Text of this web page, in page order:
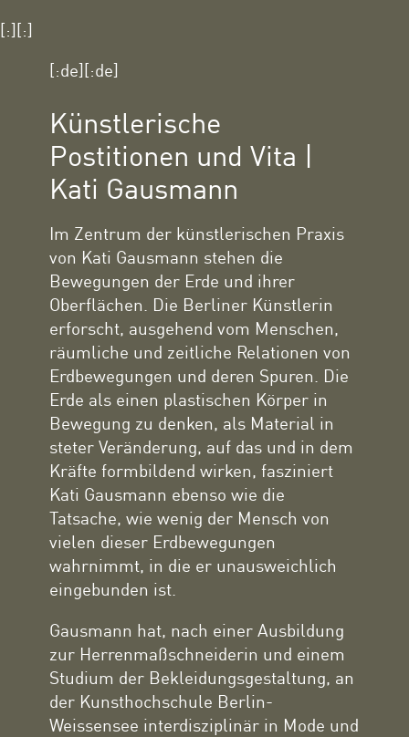
[:][:]
[:de][:de]
Künstlerische
Postitionen und Vita |
Kati Gausmann
Im Zentrum der künstlerischen Praxis
von Kati Gausmann stehen die
Bewegungen der Erde und ihrer
Oberflächen. Die Berliner Künstlerin
erforscht, ausgehend vom Menschen,
räumliche und zeitliche Relationen von
Erdbewegungen und deren Spuren. Die
Erde als einen plastischen Körper in
Bewegung zu denken, als Material in
steter Veränderung, auf das und in dem
Kräfte formbildend wirken, fasziniert
Kati Gausmann ebenso wie die
Tatsache, wie wenig der Mensch von
vielen dieser Erdbewegungen
wahrnimmt, in die er unausweichlich
eingebunden ist.
Gausmann hat, nach einer Ausbildung
zur Herrenmaßschneiderin und einem
Studium der Bekleidungsgestaltung, an
der Kunsthochschule Berlin-
Weissensee interdisziplinär in Mode und